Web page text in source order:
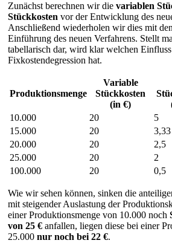
Zunächst berechnen wir die variablen
Stückkosten vor der Entwicklung des
Anschließend wiederholen wir dies mit
Einführung des neuen Verfahrens. Stellt
tabellarisch dar, wird klar welchen
Fixkostendegression hat.
Produktionsmenge
Variable
Stückkosten
(in €)
10.000
20 5
15.000
20 3,33
20.000
20 2,5
25.000
20 2
100.000
20 0,5
Wie wir sehen können, sinken die
mit steigender Auslastung der
einer Produktionsmenge von 10.000 noch
von 25 € anfallen, liegen diese bei einer
25.000 nur noch bei 22 €.